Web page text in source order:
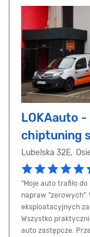
LOKAauto
chiptuning
Lubelska 32E,
"Moje auto trafiło
napraw "zerowych".
eksploatacyjnych
Wszystko
auto zastępcze.